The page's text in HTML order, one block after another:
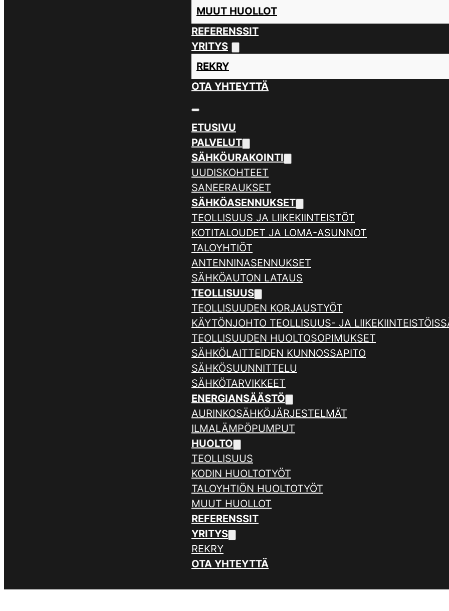
MUUT HUOLLOT
REFERENSSIT
YRITYS
REKRY
OTA YHTEYTTÄ
ETUSIVU
PALVELUT
SÄHKÖURAKOINTI
UUDISKOHTEET
SANEERAUKSET
SÄHKÖASENNUKSET
TEOLLISUUS JA LIIKEKIINTEISTÖT
KOTITALOUDET JA LOMA-ASUNNOT
TALOYHTIÖT
ANTENNINASENNUKSET
SÄHKÖAUTON LATAUS
TEOLLISUUS
TEOLLISUUDEN KORJAUSTYÖT
KÄYTÖNJOHTO TEOLLISUUS- JA
TEOLLISUUDEN HUOLTOSOPIMUKSET
SÄHKÖLAITTEIDEN KUNNOSSAPITO
SÄHKÖSUUNNITTELU
SÄHKÖTARVIKKEET
ENERGIANSÄÄSTÖ
AURINKOSÄHKÖJÄRJESTELMÄT
ILMALÄMPÖPUMPUT
HUOLTO
TEOLLISUUS
KODIN HUOLTOTYÖT
TALOYHTIÖN HUOLTOTYÖT
MUUT HUOLLOT
REFERENSSIT
YRITYS
REKRY
OTA YHTEYTTÄ